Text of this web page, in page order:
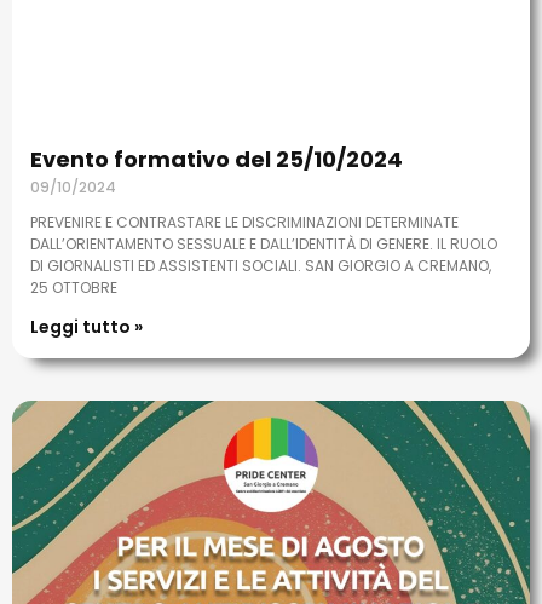
Evento formativo del 25/10/2024
09/10/2024
PREVENIRE E CONTRASTARE LE DISCRIMINAZIONI DETERMINATE
DALL’ORIENTAMENTO SESSUALE E DALL’IDENTITÀ DI GENERE. IL RUOLO
DI GIORNALISTI ED ASSISTENTI SOCIALI. SAN GIORGIO A CREMANO,
25 OTTOBRE
Leggi tutto »